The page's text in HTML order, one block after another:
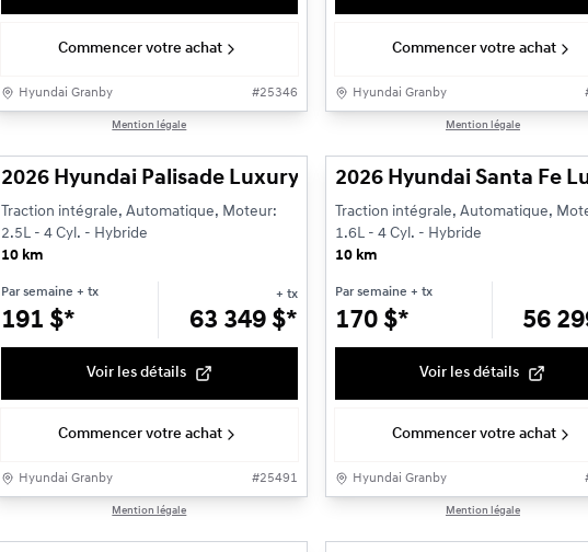
Commencer votre achat
Hyundai Granby #25346
Mention légale
Commencer votre achat
Hyundai Granby
Mention légale
2026 Hyundai Palisade Luxury Hybride Sièges pour 8
Traction intégrale, Automatique, Moteur:
2.5L - 4 Cyl. - Hybride
10 km
Par semaine + tx
191 $*
+ tx
63 349 $*
Voir les détails
Commencer votre achat
Hyundai Granby #25491
Mention légale
2026 Hyundai Santa Fe
Traction intégrale, Automatique,
1.6L - 4 Cyl. - Hybride
10 km
Par semaine + tx
170 $* 56
Voir les détails
Commencer votre achat
Hyundai Granby
Mention légale
Véhicule démonstrateur